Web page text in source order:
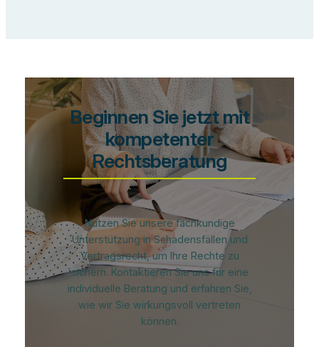
Beginnen Sie jetzt mit
kompetenter
Rechtsberatung
Nutzen Sie unsere fachkundige
Unterstützung in Schadensfällen und
Vertragsrecht, um Ihre Rechte zu
sichern. Kontaktieren Sie uns für eine
individuelle Beratung und erfahren Sie,
wie wir Sie wirkungsvoll vertreten
können.